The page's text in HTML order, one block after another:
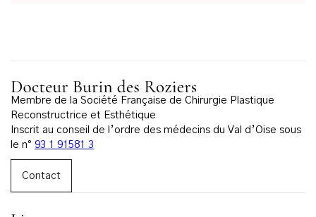
Membre de la Société Française de Chirurgie Plastique
Reconstructrice et Esthétique
Inscrit au conseil de l’ordre des médecins du Val d’Oise sous
le n° 93 1 91581 3
Contact